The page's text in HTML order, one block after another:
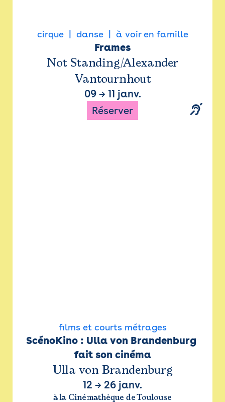
cirque danse à voir en famille
Frames
Not Standing/Alexander
Vantournhout
09→ 11 janv.
Réserver
films et courts métrages
ScénoKino : Ulla von Brandenburg
fait son cinéma
Ulla von Brandenburg
12 → 26 janv.
à la Cinémathèque de Toulouse